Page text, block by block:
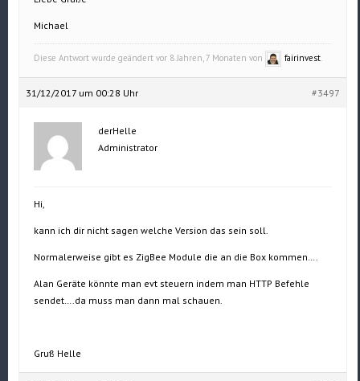
Michael
Diese Antwort wurde geändert vor 8 Jahren, 7 Monaten von fairinvest.
31/12/2017 um 00:28 Uhr #3497
derHelle
Administrator
Hi,
kann ich dir nicht sagen welche Version das sein soll.
Normalerweise gibt es ZigBee Module die an die Box kommen….
Alan Geräte könnte man evt steuern indem man HTTP Befehle
sendet….da muss man dann mal schauen.
Gruß Helle